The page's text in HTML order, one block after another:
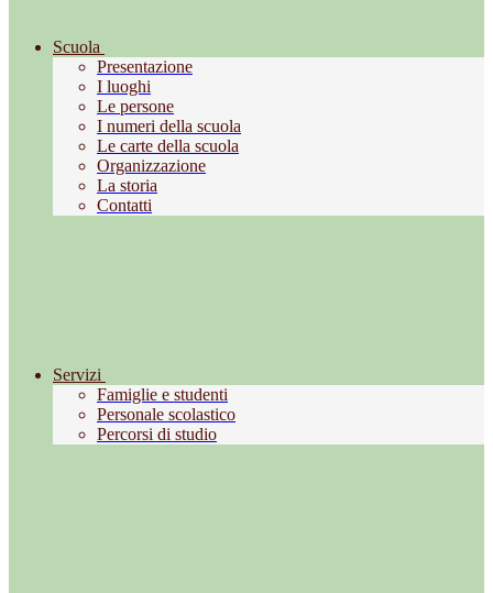
Scuola
Presentazione
I luoghi
Le persone
I numeri della scuola
Le carte della scuola
Organizzazione
La storia
Contatti
Servizi
Famiglie e studenti
Personale scolastico
Percorsi di studio